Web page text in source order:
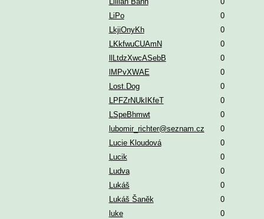
LiPo
0
LkjiOnyKh
0
LKkfwuCUAmN
0
llLtdzXwcASebB
0
lMPvXWAE
0
Lost.Dog
0
LPFZrNUkIKfeT
0
LSpeBhmwt
0
lubomir_richter@seznam.cz
0
Lucie Kloudová
0
Lucik
0
Ludva
0
Lukáš
0
Lukáš Šaněk
0
luke
0